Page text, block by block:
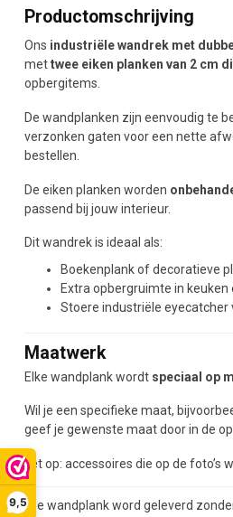
9,5
Productomschrijving
Ons industriële wandrek met
mettwee eiken planken van 2 cm
opbergitems.
De wandplanken zijn eenvoudig te
verzonken gaten voor een nette
bestellen.
De eiken planken worden
passend bij jouw interieur.
Dit wandrek is ideaal als:
Boekenplank of decoratieve
Extra opbergruimte in keuken
Stoere industriële eyecatcher
Maatwerk
Elke wandplank wordt speciaal op
Wil je een specifieke maat,
geef je gewenste maat door in de
Let op: accessoires die op de foto’s
(De wandplank word geleverd